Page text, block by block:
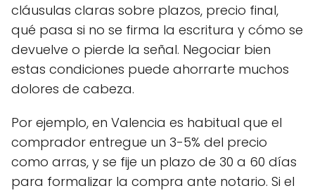
cláusulas claras sobre plazos, precio final,
qué pasa si no se firma la escritura y cómo se
devuelve o pierde la señal. Negociar bien
estas condiciones puede ahorrarte muchos
dolores de cabeza.
Por ejemplo, en Valencia es habitual que el
comprador entregue un 3-5% del precio
como arras, y se fije un plazo de 30 a 60 días
para formalizar la compra ante notario. Si el